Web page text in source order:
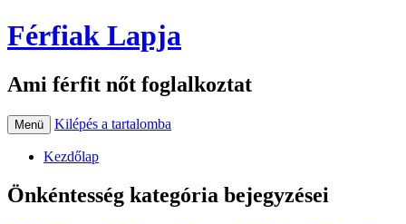
Férfiak Lapja
Ami férfit nőt foglalkoztat
Menü Kilépés a tartalomba
Kezdőlap
Önkéntesség kategória bejegyzései